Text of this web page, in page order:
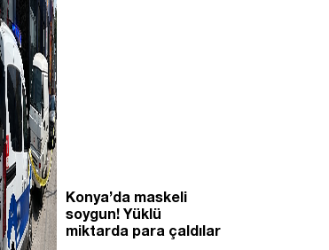
Konya’da maskeli
soygun! Yüklü
miktarda para çaldılar